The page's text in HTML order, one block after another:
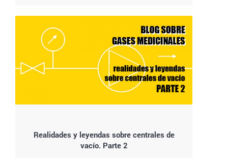
Realidades y leyendas sobre centrales de
vacío. Parte 2